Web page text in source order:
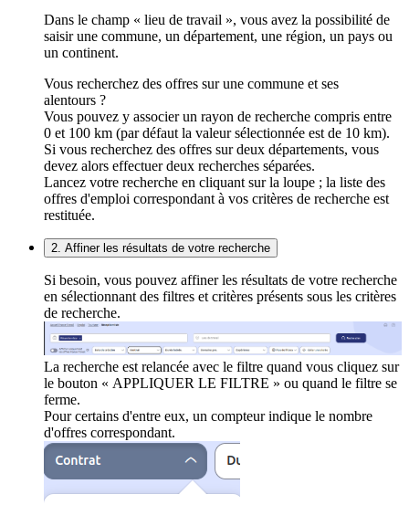
Dans le champ « lieu de travail », vous avez la possibilité de
saisir une commune, un département, une région, un pays ou
un continent.
Vous recherchez des offres sur une commune et ses
alentours ?
Vous pouvez y associer un rayon de recherche compris entre
0 et 100 km (par défaut la valeur sélectionnée est de 10 km).
Si vous recherchez des offres sur deux départements, vous
devez alors effectuer deux recherches séparées.
Lancez votre recherche en cliquant sur la loupe ; la liste des
offres d'emploi correspondant à vos critères de recherche est
restituée.
2. Affiner les résultats de votre recherche
Si besoin, vous pouvez affiner les résultats de votre recherche
en sélectionnant des filtres et critères présents sous les critères
de recherche.
La recherche est relancée avec le filtre quand vous cliquez sur
le bouton « APPLIQUER LE FILTRE » ou quand le filtre se
ferme.
Pour certains d'entre eux, un compteur indique le nombre
d'offres correspondant.